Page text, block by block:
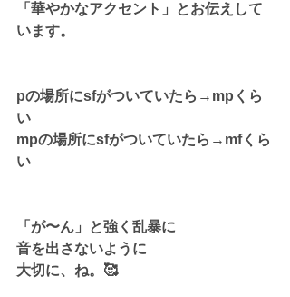
「華やかなアクセント」とお伝えして
います。
pの場所にsfがついていたら→mpくら
い
mpの場所にsfがついていたら→mfくら
い
「が〜ん」と強く乱暴に
音を出さないように
大切に、ね。🥰